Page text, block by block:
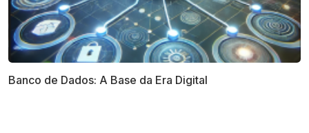
Banco de Dados: A Base da Era Digital